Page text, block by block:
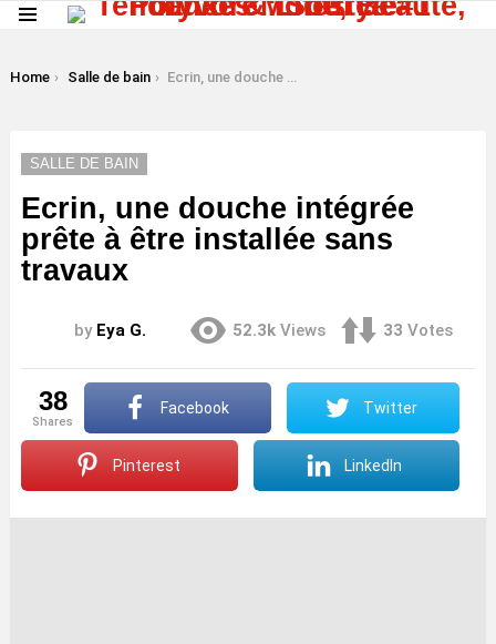
You are here:
Home Salle de bain Ecrin, une douche intégrée prête à être installée sans travaux
SALLE DE BAIN
Ecrin, une douche intégrée
prête à être installée sans
travaux
by Eya G. 52.3k Views 33 Votes
38
shares
Facebook Twitter
Pinterest LinkedIn